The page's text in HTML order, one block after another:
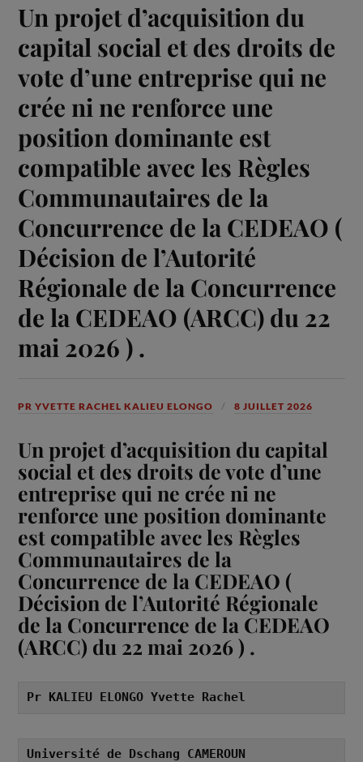
Un projet d’acquisition du
capital social et des droits de
vote d’une entreprise qui ne
crée ni ne renforce une
position dominante est
compatible avec les Règles
Communautaires de la
Concurrence de la CEDEAO (
Décision de l’Autorité
Régionale de la Concurrence
de la CEDEAO (ARCC) du 22
mai 2026 ) .
PR YVETTE RACHEL KALIEU ELONGO 8 JUILLET 2026
Un projet d’acquisition du capital
social et des droits de vote d’une
entreprise qui ne crée ni ne
renforce une position dominante
est compatible avec les Règles
Communautaires de la
Concurrence de la CEDEAO (
Décision de l’Autorité Régionale
de la Concurrence de la CEDEAO
(ARCC) du 22 mai 2026 ) .
Pr KALIEU ELONGO Yvette Rachel
Université de Dschang CAMEROUN